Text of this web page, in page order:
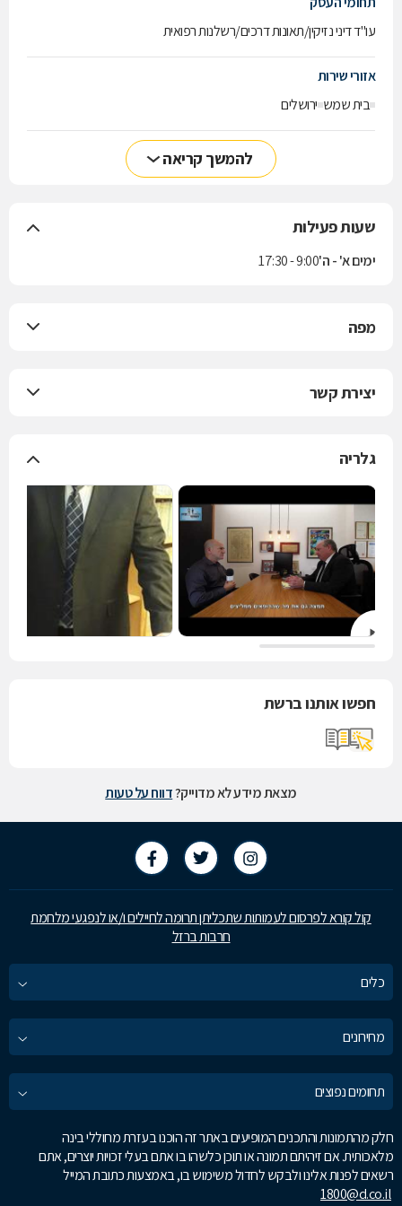
עו"ד דיני נזיקין/תאונות דרכים/רשלנות רפואית
אזורי שירות
בית שמש ירושלים
להמשך קריאה
שעות פעילות
ימים א' - ה'9:00 - 17:30
מפה
יצירת קשר
גלריה
חפשו אותנו ברשת
מצאת מידע לא מדוייק?דווח על טעות
קול קורא לפרסום לעמותות שתכליתן תרומה לחיילים ו/או לנפגעי מלחמת
חרבות ברזל
כלים
מחירונים
תחומים נפוצים
חלק מהתמונות והתכנים המופיעים באתר זה הוכנו בעזרת מחוללי בינה
מלאכותית. אם זיהיתם תמונה או תוכן כלשהו בו אתם בעלי זכויות יוצרים, אתם
רשאים לפנות אלינו ולבקש לחדול משימוש בו, באמצעות כתובת המייל
1800@d.co.il